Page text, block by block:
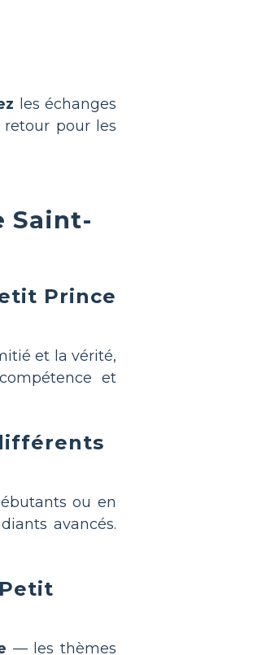
les échanges
pour les
Saint-
Prince
et la vérité,
et
ou en
avancés.
— les thèmes